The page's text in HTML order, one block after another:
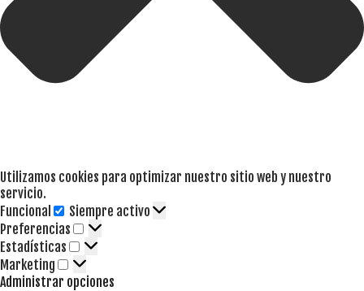
Utilizamos cookies para optimizar nuestro sitio web y nuestro
servicio.
Funcional
Funcional
Siempre activo
Preferencias
Preferencias
Estadísticas Estadísticas
Marketing Marketing
Administrar opciones